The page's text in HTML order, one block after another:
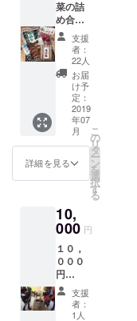
菜の詰
め合わ
せ・七
宗町の
特産品
（1,000
円分）
＋こぶ
しの里
お食事
券ｏｒ
お買物
券(500
円分)※
お買い
ネット
通販で
も利用
可。 新
しいお
店が発
行する
チラシ
にお名
支援
者：
22人
お届
け予
定：
2019
年07
月
詳細を見る
こ
の
リ
タ
ー
ン
を
選
択
す
る
10,
000 円
１０，
０００
円
→【２
０２０
年４月
支援
者：
1人